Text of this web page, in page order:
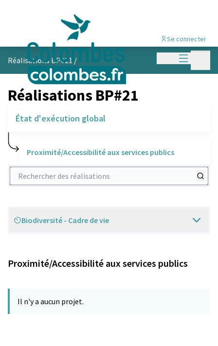
Menu
Se connecter
Réalisations BP#21/
Réalisations BP#21
État d'exécution global
Proximité/Accessibilité aux services publics
Rechercher des réalisations
Scope
Biodiversité - Cadre de vie
Proximité/Accessibilité aux services publics
Il n'y a aucun projet.